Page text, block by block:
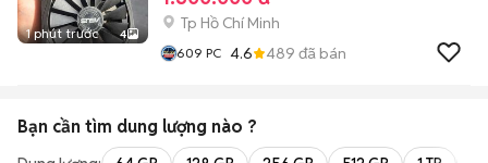
1 phút trước 4
Tp Hồ Chí Minh
609 PC 4.6 489 đã bán
Bạn cần tìm dung lượng nào ?